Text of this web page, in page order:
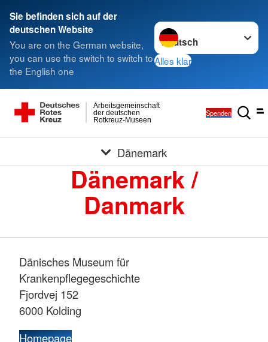
Sie befinden sich auf der
deutschen Website
You are on the German website,
you can use the switch to switch to
the English one
Sprache wechseln zu
Alles klar
Rotkreuz-Museen
der deutschen
Arbeitsgemeinschaft
Spenden
Dänemark
Dänemark /
Danmark
Dänisches Museum für
Krankenpflegegeschichte
Fjordvej 152
6000 Kolding
Homepage